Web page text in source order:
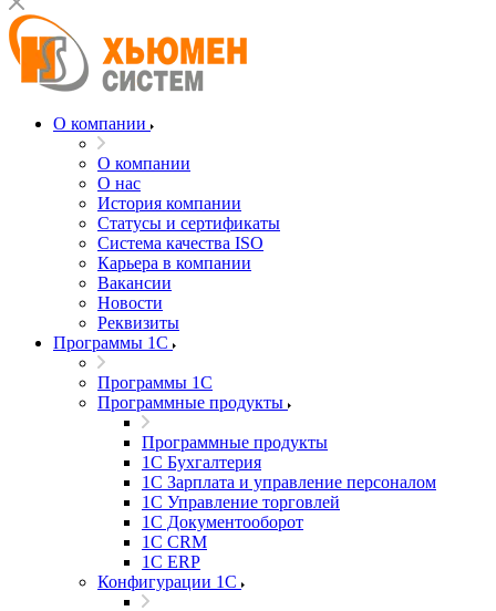
О компании
О компании
О нас
История компании
Статусы и сертификаты
Система качества ISO
Карьера в компании
Вакансии
Новости
Реквизиты
Программы 1С
Программы 1С
Программные продукты
Программные продукты
1С Бухгалтерия
1С Зарплата и управление персоналом
1С Управление торговлей
1С Документооборот
1С CRM
1С ERP
Конфигурации 1С